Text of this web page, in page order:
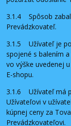
3.1.4 Spôsob
Prevádzkovateľ.
3.1.5 Užívateľ je
spojené s balením
vo výške uvedenej
E-shopu.
3.1.6 Užívateľ má
Užívateľovi v
kúpnej ceny za
Prevádzkovateľovi.